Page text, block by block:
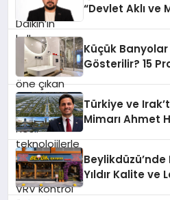
VRV kontrol
Türkiye’de
dokunmatik
desteği ve
sayesinde
yönetimini
verimli hale
verimliliğini
“Devlet Aklı ve
Küçük Banyolar
Gösterilir? 15
Türkiye ve
Mimarı Ahmet
Hayata
Yıldır Kalite ve